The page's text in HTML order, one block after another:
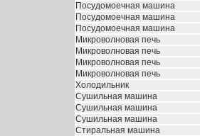
Посудомоечная машина
Посудомоечная машина
Посудомоечная машина
Микроволновая печь
Микроволновая печь
Микроволновая печь
Микроволновая печь
Холодильник
Сушильная машина
Сушильная машина
Сушильная машина
Стиральная машина